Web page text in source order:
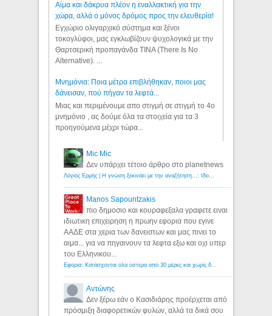
Αίμα και δάκρυα πλέον η εναλλακτική για την
χώρα, αλλά ο μόνος δρόμος προς την ελευθερία!
Εγχώριο ολιγαρχικό σύστημα και ξένοι
τοκογλύφοι, μας εγκλωβίζουν ψυχολογικά με την
Θαρτσερική προπαγάνδα TINA (There Is No
Alternative). ...
Μνημόνια: Ποια μέτρα επιβλήθηκαν, ποιοι μας
δάνεισαν, πού πήγαν τα λεφτά...
Μιας και περιμένουμε απο στιγμή σε στιγμή το 4ο
μνημόνιο , ας δούμε όλα τα στοιχεία για τα 3
προηγούμενα μέχρι τώρα...
Mic Mic
Δεν υπάρχει τέτοιο άρθρο στο planetnews
Manos Sapountzakis
πιο δημοσιο και κουραφεξαλα γραφετε ειναι
ιδιωτικη επιχειρηση η πρωην εφορια που εγινε
ΑΑΔΕ στα χερια των δανειστων και μας πινει το
αιμα... για να πηγαινουν τα λεφτα εξω και οχι υπερ
του Ελληνικου...
Αντώνης
Δεν ξέρω εάν ο Κασιδιάρης προέρχεται από
πρόσμιξη διαφορετικών φυλών, αλλά τα δικά σου